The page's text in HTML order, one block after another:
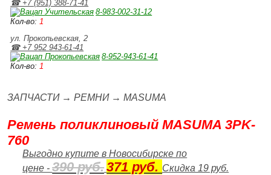
☎ +7 (951) 388‑71‑41
8‑983‑002‑31‑12
Кол-во:1
ул. Прокопьевская, 2
☎ +7 952 943‑61‑41
8‑952‑943‑61‑41
Кол-во:1
ЗАПЧАСТИ→РЕМНИ→MASUMA
Ремень поликлиновый MASUMA 3PK-
760
Выгодно купите в Новосибирске по
цене -390 руб.371 руб. Скидка 19 руб.